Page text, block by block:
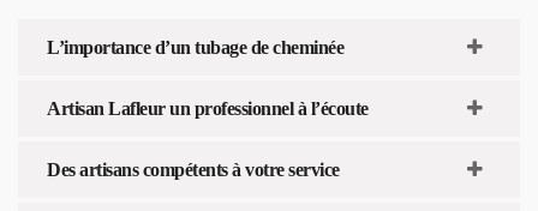
L’importance d’un tubage de cheminée
Artisan Lafleur un professionnel à l’écoute
Des artisans compétents à votre service